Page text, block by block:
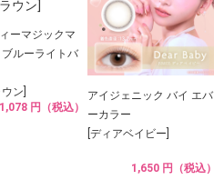
ーマジックマ
ルーライトバ
ン]
1,078 円（税込）
アイジェニック バイ エバ
ーカラー
[ディアベイビー]
1,650 円（税込）